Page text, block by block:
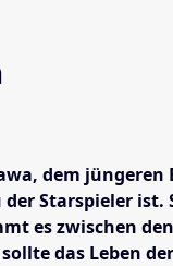
dem
Starspieler
es zwischen
das Leben